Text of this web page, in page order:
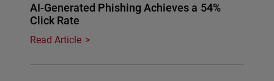
AI-Generated Phishing Achieves a 54%
Click Rate
Read Article